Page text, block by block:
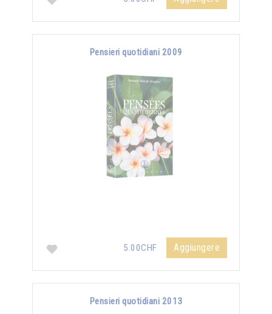
Pensieri quotidiani 2009
5.00CHF Aggiungere
Pensieri quotidiani 2013